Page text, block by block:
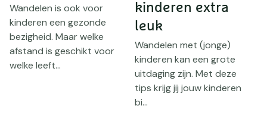
Wandelen is ook voor
kinderen een gezonde
bezigheid. Maar welke
afstand is geschikt voor
welke leeft...
kinderen extra
leuk
Wandelen met (jonge)
kinderen kan een grote
uitdaging zijn. Met deze
tips krijg jij jouw kinderen
bi...